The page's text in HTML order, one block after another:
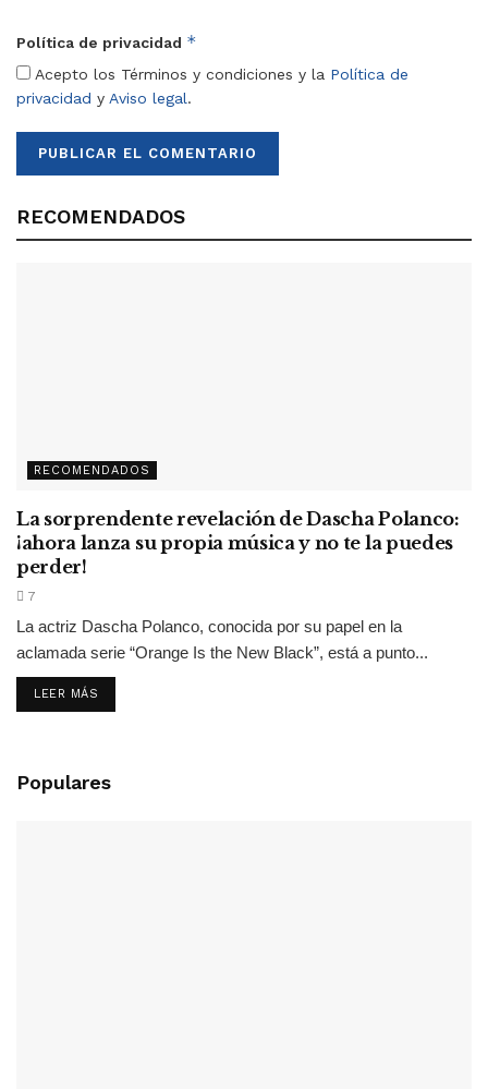
Política de privacidad *
Acepto los Términos y condiciones y la Política de
privacidad y Aviso legal.
RECOMENDADOS
RECOMENDADOS
La sorprendente revelación de Dascha Polanco:
¡ahora lanza su propia música y no te la puedes
perder!
7
La actriz Dascha Polanco, conocida por su papel en la
aclamada serie “Orange Is the New Black”, está a punto...
LEER MÁS
Populares